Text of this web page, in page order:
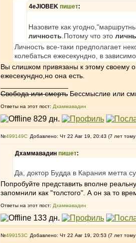
4eJIOBEK пишет:
Назовите как
личность .Потому что это
Личность все-таки предполагает
колебаться ежесекундно, в
Вы слишком привязаны к этому своему
ежесекундно,но она есть.
Свобода или смерть Бессмыслие или
Ответы на этот пост: Дхаммавадин
№499149 Добавлено: Чт 22 Авг 19, 20:43 (7 лет
Дхаммавадин пишет:
Да, доктор Будда в Карания метта
Попробуйте представить вполне
запомнили как "толстого". А он за то
Ответы на этот пост: Дхаммавадин
№499153 Добавлено: Чт 22 Авг 19, 20:53 (7 лет